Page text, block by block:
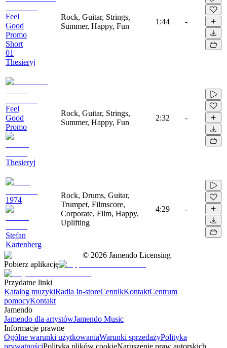
Feel
Good
Promo
Short
01
Thesieryj
Rock, Guitar, Strings,
Summer, Happy, Fun
1:44 -
Feel
Good
Promo
Thesieryj
Rock, Guitar, Strings,
Summer, Happy, Fun
2:32 -
1974
Stefan
Kartenberg
Rock, Drums, Guitar,
Trumpet, Filmscore,
Corporate, Film, Happy,
Uplifting
4:29 -
© 2026 Jamendo Licensing
Pobierz aplikację
Przydatne linki
Katalog muzykiRadia In-storeCennikKontaktCentrum
pomocyKontakt
Jamendo
Jamendo dla artystówJamendo Music
Informacje prawne
Ogólne warunki użytkowaniaWarunki sprzedażyPolityka
prywatnościPolityka plików cookieNaruszenie praw autorskich